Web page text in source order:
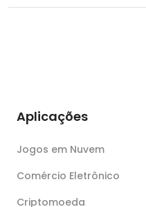
Aplicações
Jogos em Nuvem
Comércio Eletrônico
Criptomoeda